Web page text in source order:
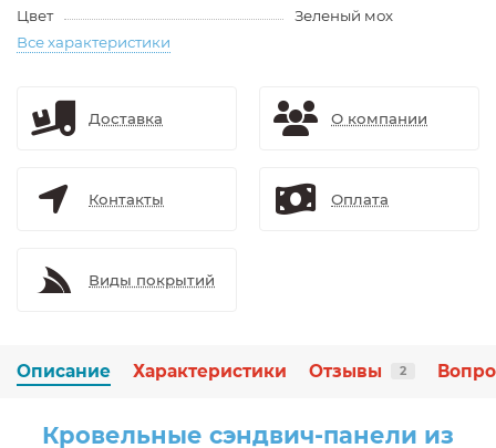
Цвет
Зеленый мох
Все характеристики
Доставка О компании
Контакты Оплата
Виды покрытий
Описание Характеристики Отзывы 2
Кровельные сэндвич-панели из